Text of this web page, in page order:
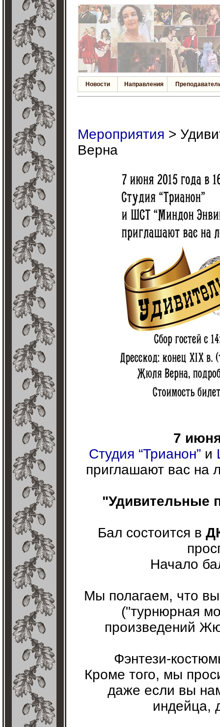
Новости Направления
Мероприятия >
Верна
7
Студия “Трианон”и
приглашают вас на
"Удивительные
Бал состоится в
Начало
Мы полагаем, что
("турнюрная
произведений
Фэнтези-
Кроме того, мы
даже если вы
индейца,